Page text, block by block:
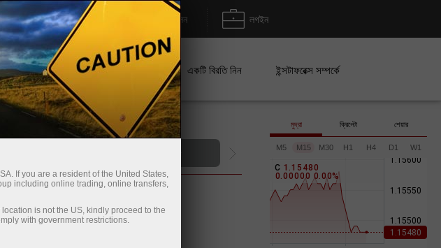
ট্রেডিং প্ল্যাটফর্ম জমা/উত্তোলন লগইন
জন্য ক্যাম্পেইন একটি বিরতি নিন ইন্সটাফরেক্স সম্পর্কে
অর্থ জমা
মুদ্রা ক্রিপ্টো শেয়ার
M5 M15 M30 H1 H4 D1 W1
C 1 . 1 5 480
0.00000 0.00%
If you are a resident of the United States,
including online trading, online transfers,
is not the US, kindly proceed to the
with government restrictions.